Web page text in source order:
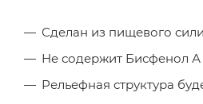
Сделан из пищевого
Не содержит Бисфенол А
Рельефная структура